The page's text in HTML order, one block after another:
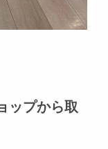
ップから取